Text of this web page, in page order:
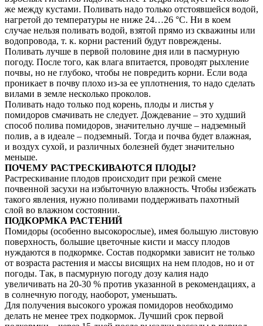
же между кустами. Поливать надо только отстоявшейся водой,
нагретой до температуры не ниже 24…26 °С. Ни в коем
случае нельзя поливать водой, взятой прямо из скважины или
водопровода, т. к. корни растений будут повреждены.
Поливать лучше в первой половине дня или в пасмурную
погоду. После того, как влага впитается, проводят рыхление
почвы, но не глубоко, чтобы не повредить корни. Если вода
проникает в почву плохо из-за ее уплотнения, то надо сделать
вилами в земле несколько проколов.
Поливать надо только под корень, плоды и листья у
помидоров смачивать не следует. Дождевание – это худший
способ полива помидоров, значительно лучше – надземный
полив, а в идеале – подземный. Тогда и почва будет влажная,
и воздух сухой, и различных болезней будет значительно
меньше.
ПОЧЕМУ РАСТРЕСКИВАЮТСЯ ПЛОДЫ?
Растрескивание плодов происходит при резкой смене
почвенной засухи на избыточную влажность. Чтобы избежать
такого явления, нужно поливами поддерживать пахотный
слой во влажном состоянии.
ПОДКОРМКА РАСТЕНИЙ
Помидоры (особенно высокорослые), имея большую листовую
поверхность, большие цветочные кисти и массу плодов
нуждаются в подкормке. Состав подкормки зависит не только
от возраста растения и массы висящих на нем плодов, но и от
погоды. Так, в пасмурную погоду дозу калия надо
увеличивать на 20-30 % против указанной в рекомендациях, а
в солнечную погоду, наоборот, уменьшать.
Для получения высокого урожая помидоров необходимо
делать не менее трех подкормок. Лучший срок первой